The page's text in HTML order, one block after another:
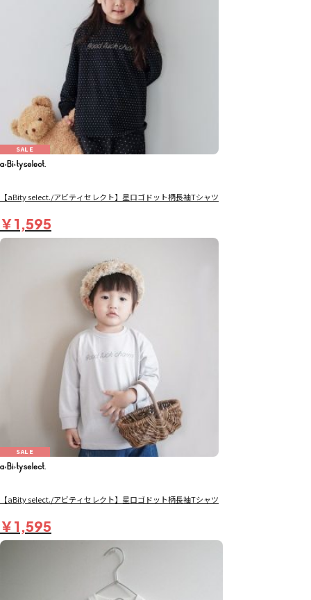
SALE
【aBity select./アビティセレクト】星ロゴドット柄長袖Tシャツ
￥1,595
SALE
【aBity select./アビティセレクト】星ロゴドット柄長袖Tシャツ
￥1,595